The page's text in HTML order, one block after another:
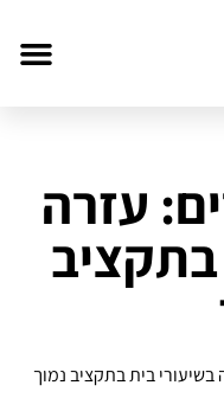
עזרה
בתקציב
בית בתקציב נמוך